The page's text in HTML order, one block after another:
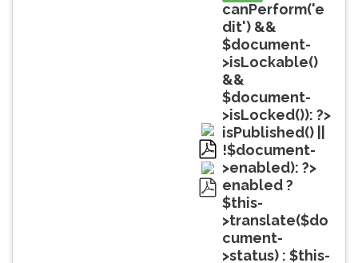
pdf
pdf
canPerform('e
dit') &&
$document-
>isLockable()
&&
$document-
>isLocked()): ?>
isPublished() ||
!$document-
>enabled): ?>
enabled ?
$this-
>translate($do
cument-
>status) : $this-